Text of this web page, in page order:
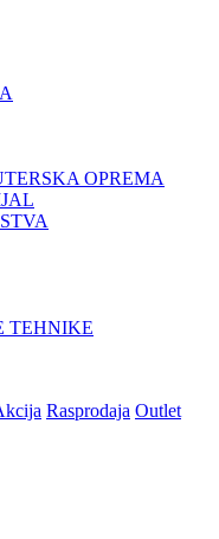
OPREMA
TEHNIKE
Rasprodaja Outlet